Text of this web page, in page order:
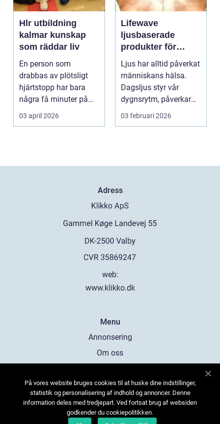
Hlr utbildning
kalmar kunskap
som räddar liv
En person som
drabbas av plötsligt
hjärtstopp har bara
några få minuter på
sig. För varje minut
utan...
03 april 2026
Lifewave
ljusbaserade
produkter för
hälsa och
välbefinnande
Ljus har alltid påverkat
människans hälsa.
Dagsljus styr vår
dygnsrytm, påverkar
humör, sömn och ene...
03 februari 2026
Adress
web:
www.klikko.dk
Menu
Annonsering
Om oss
Kontakta oss
Sitemap
På vores website bruges cookies til at huske dine indstillinger,
statistik og personalisering af indhold og annoncer. Denne
information deles med tredjepart. Ved fortsat brug af websiden
godkender du cookiepolitikken.